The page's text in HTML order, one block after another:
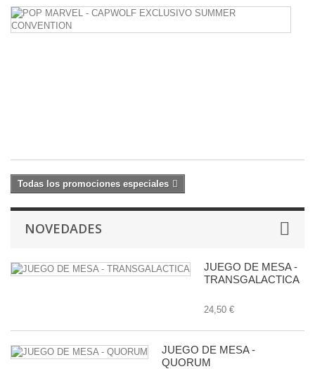
Todas los promociones especiales
NOVEDADES
JUEGO DE MESA -
TRANSGALACTICA
24,50 €
JUEGO DE MESA -
QUORUM